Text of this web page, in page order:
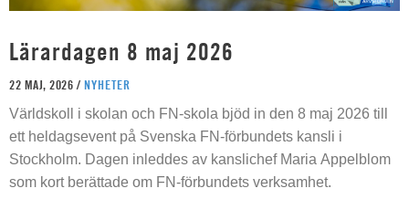
Lärardagen 8 maj 2026
22 MAJ, 2026 / NYHETER
Världskoll i skolan och FN-skola bjöd in den 8 maj 2026 till
ett heldagsevent på Svenska FN-förbundets kansli i
Stockholm. Dagen inleddes av kanslichef Maria Appelblom
som kort berättade om FN-förbundets verksamhet.